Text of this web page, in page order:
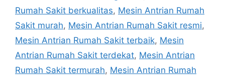
Rumah Sakit berkualitas, Mesin Antrian Rumah
Sakit murah, Mesin Antrian Rumah Sakit resmi,
Mesin Antrian Rumah Sakit terbaik, Mesin
Antrian Rumah Sakit terdekat, Mesin Antrian
Rumah Sakit termurah, Mesin Antrian Rumah